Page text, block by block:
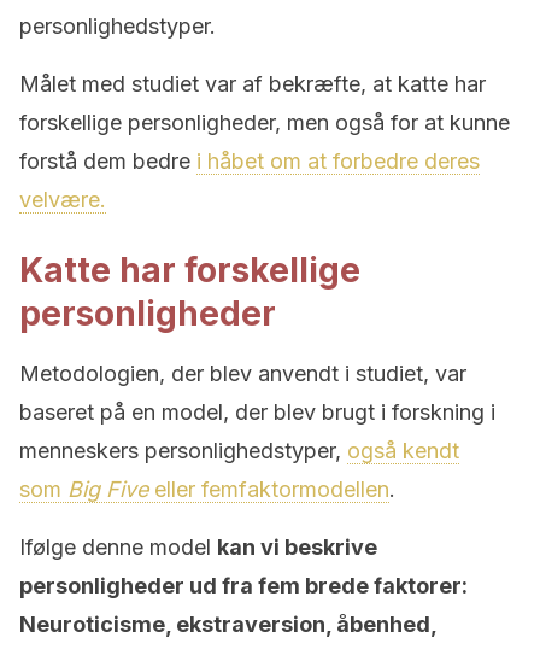
personlighedstyper.
Målet med studiet var af bekræfte, at katte har
forskellige personligheder, men også for at kunne
forstå dem bedre i håbet om at forbedre deres
velvære.
Katte har forskellige
personligheder
Metodologien, der blev anvendt i studiet, var
baseret på en model, der blev brugt i forskning i
menneskers personlighedstyper, også kendt
som Big Five eller femfaktormodellen.
Ifølge denne model kan vi beskrive
personligheder ud fra fem brede faktorer:
Neuroticisme, ekstraversion, åbenhed,